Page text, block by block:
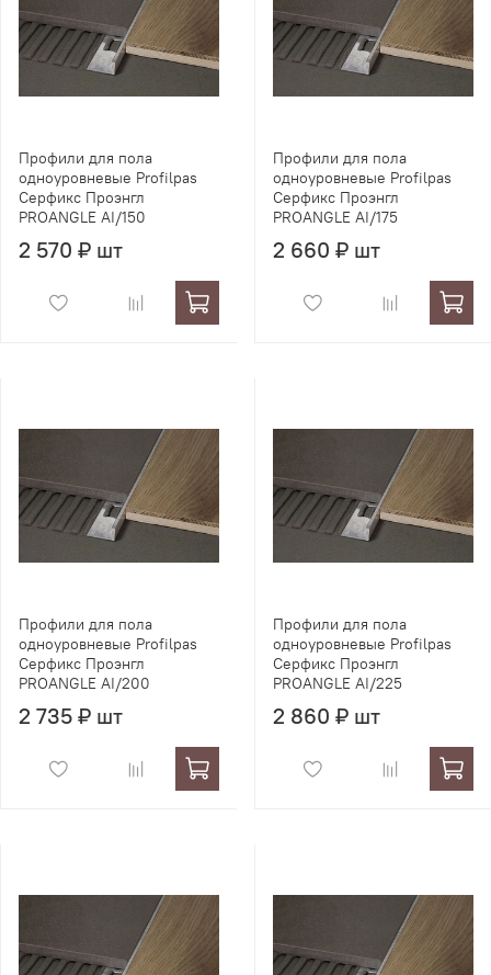
Профили для пола
одноуровневые Profilpas
Серфикс Проэнгл
PROANGLE AI/150
2 570 ₽ шт
Профили для пола
одноуровневые Profilpas
Серфикс Проэнгл
PROANGLE AI/175
2 660 ₽ шт
Профили для пола
одноуровневые Profilpas
Серфикс Проэнгл
PROANGLE AI/200
2 735 ₽ шт
Профили для пола
одноуровневые Profilpas
Серфикс Проэнгл
PROANGLE AI/225
2 860 ₽ шт